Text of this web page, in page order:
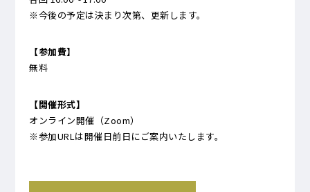
※今後の予定は決まり次第、更新します。
【参加費】
無料
【開催形式】
オンライン開催（Zoom）
※参加URLは開催日前日にご案内いたします。